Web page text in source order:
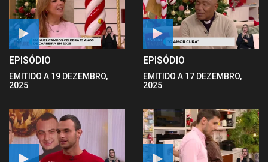
EPISÓDIO
EMITIDO A 19 DEZEMBRO,
2025
EPISÓDIO
EMITIDO A 17 DEZEMBRO,
2025